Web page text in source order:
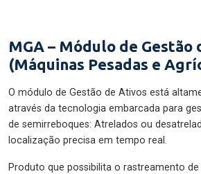
MGA – Módulo de Gestão
(Máquinas Pesadas e
O módulo de Gestão de Ativos está
através da tecnologia embarcada para
de semirreboques: Atrelados ou
localização precisa em tempo real.
Produto que possibilita o rastreamento